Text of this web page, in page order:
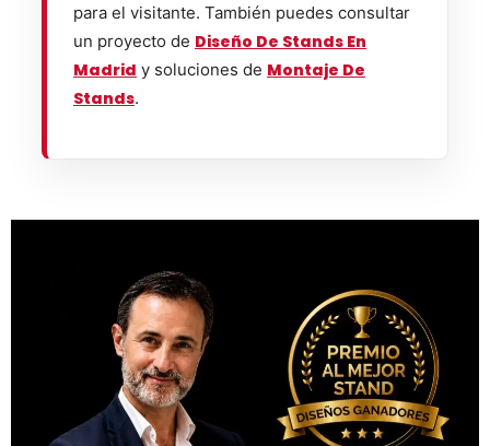
para el visitante. También puedes consultar
un proyecto de Diseño De Stands En
Madrid y soluciones de Montaje De
Stands.